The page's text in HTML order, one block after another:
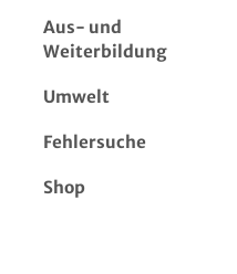
Aus- und
Weiterbildung
Umwelt
Fehlersuche
Shop